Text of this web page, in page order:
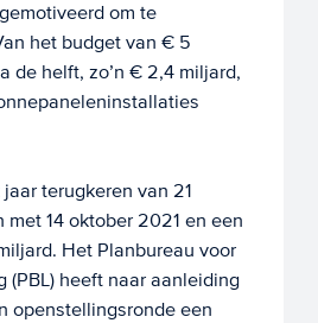
om te
het budget van € 5
de helft, zo’n € 2,4 miljard,
jaar terugkeren van 21
met 14 oktober 2021 en een
Het Planbureau voor
(PBL) heeft naar aanleiding
openstellingsronde een